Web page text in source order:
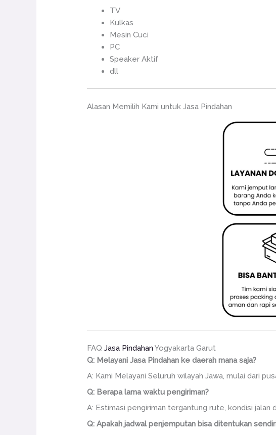
TV
Kulkas
Mesin Cuci
PC
Speaker Aktif
dll
Alasan Memilih Kami untuk Jasa Pindahan
FAQJasa Pindahan Yogyakarta Garut
Q: Melayani Jasa Pindahan ke daerah mana saja?
A: Kami Melayani Seluruh wilayah Jawa, mulai dari
Q: Berapa lama waktu pengiriman?
A: Estimasi pengiriman tergantung rute, kondisi
Q: Apakah jadwal penjemputan bisa ditentukan